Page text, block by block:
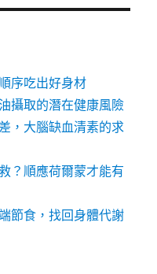
序吃出好身材
攝取的潛在健康風險
，大腦缺血清素的求
？順應荷爾蒙才能有
節食，找回身體代謝